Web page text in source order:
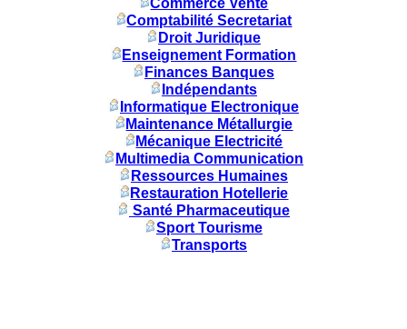
Commerce Vente
Comptabilité Secretariat
Droit Juridique
Enseignement Formation
Finances Banques
Indépendants
Informatique Electronique
Maintenance Métallurgie
Mécanique Electricité
Multimedia Communication
Ressources Humaines
Restauration Hotellerie
Santé Pharmaceutique
Sport Tourisme
Transports